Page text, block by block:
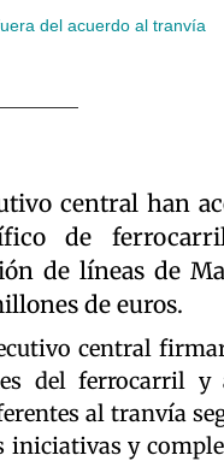
del acuerdo al tranvía
central han
de
de líneas de
de euros.
central
del ferrocarril
al tranvía
iniciativas y